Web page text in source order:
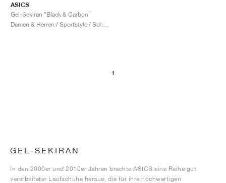
ASICS
Gel-Sekiran "Black & Carbon"
1
GEL-SEKIRAN
In den 2000er und 2010er Jahren brachte ASICS eine Reihe gut
verarbeiteter Laufschuhe heraus, die für ihre hochwertigen